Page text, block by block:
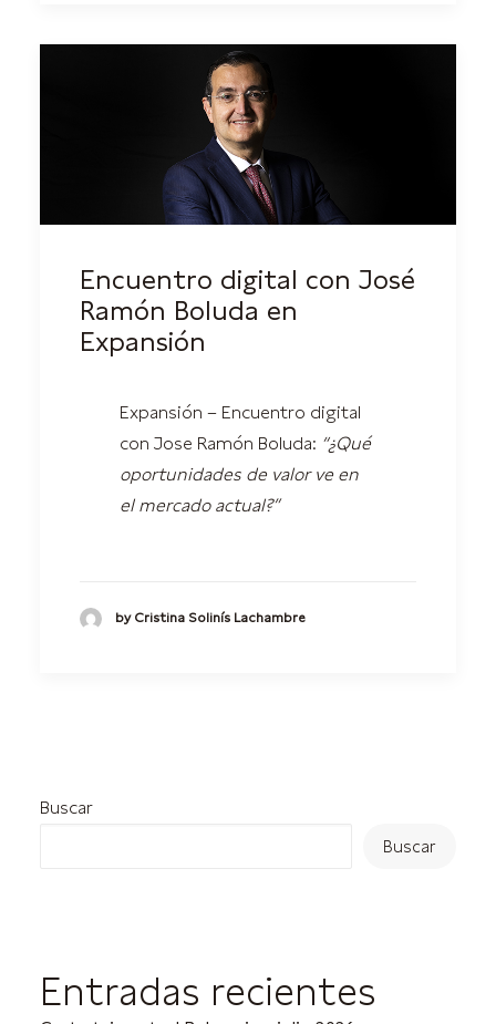
Encuentro digital con José
Ramón Boluda en
Expansión
Expansión – Encuentro digital
con Jose Ramón Boluda: “¿Qué
oportunidades de valor ve en
el mercado actual?”
by Cristina Solinís Lachambre
Buscar
Buscar
Entradas recientes